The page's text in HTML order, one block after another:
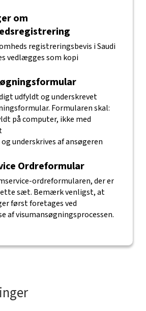
om
registreringsbevis i Saudi
vedlægges som kopi
udfyldt og underskrevet
Formularen skal:
på computer, ikke med
og underskrives af ansøgeren
Ordreformular
ordreformularen, der er
sæt. Bemærk venligst, at
først foretages ved
af visumansøgningsprocessen.